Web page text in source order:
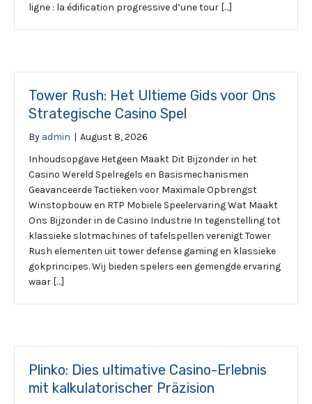
ligne : la édification progressive d’une tour […]
Tower Rush: Het Ultieme Gids voor Ons
Strategische Casino Spel
By admin | August 8, 2026
Inhoudsopgave Hetgeen Maakt Dit Bijzonder in het
Casino Wereld Spelregels en Basismechanismen
Geavanceerde Tactieken voor Maximale Opbrengst
Winstopbouw en RTP Mobiele Speelervaring Wat Maakt
Ons Bijzonder in de Casino Industrie In tegenstelling tot
klassieke slotmachines of tafelspellen verenigt Tower
Rush elementen uit tower defense gaming en klassieke
gokprincipes. Wij bieden spelers een gemengde ervaring
waar […]
Plinko: Dies ultimative Casino-Erlebnis
mit kalkulatorischer Präzision